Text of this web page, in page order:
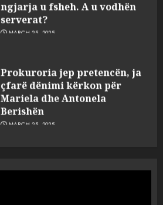
ngjarja u fsheh. A u vodhën
serverat?
MARCH 25, 2025
Prokuroria jep pretencën, ja
çfarë dënimi kërkon për
Mariela dhe Antonela
Berishën
MARCH 25, 2025